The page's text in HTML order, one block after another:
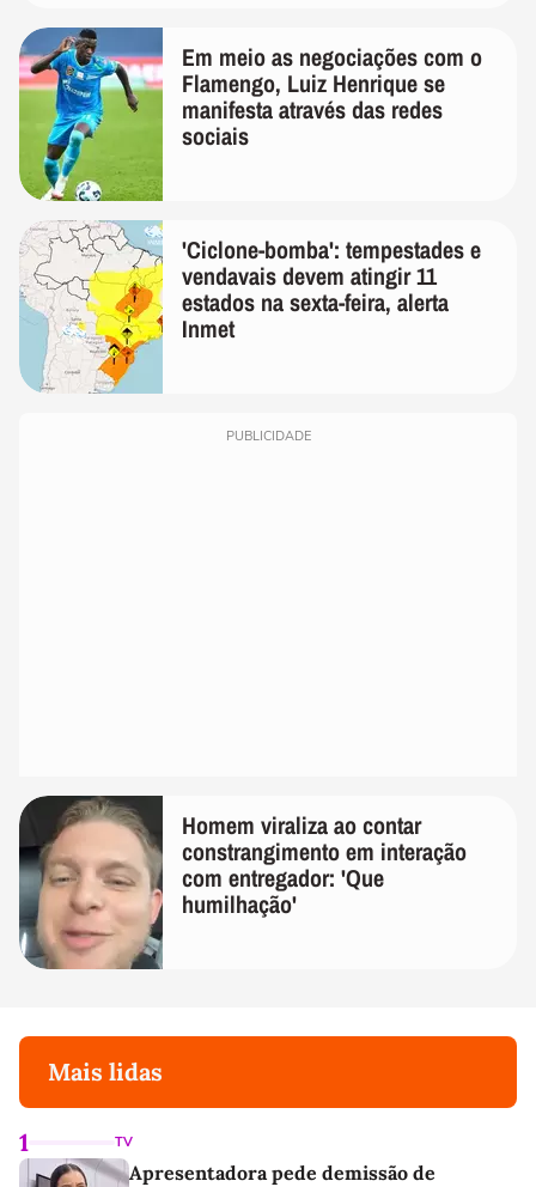
Em meio as negociações com o
Flamengo, Luiz Henrique se
manifesta através das redes
sociais
'Ciclone-bomba': tempestades e
vendavais devem atingir 11
estados na sexta-feira, alerta
Inmet
PUBLICIDADE
Homem viraliza ao contar
constrangimento em interação
com entregador: 'Que
humilhação'
Mais lidas
1 TV
Apresentadora pede demissão de